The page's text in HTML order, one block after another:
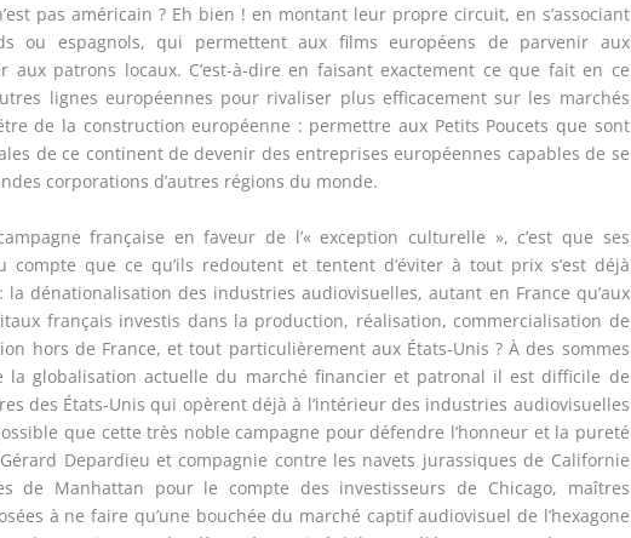
pas américain ? Eh bien ! en montant leur propre circuit, en s’associant
ou espagnols, qui permettent aux films européens de parvenir aux
patrons locaux. C’est-à-dire en faisant exactement ce que fait en ce
lignes européennes pour rivaliser plus efficacement sur les marchés
de la construction européenne : permettre aux Petits Poucets que sont
de ce continent de devenir des entreprises européennes capables de se
corporations d’autres régions du monde.
française en faveur de l’« exception culturelle », c’est que ses
compte que ce qu’ils redoutent et tentent d’éviter à tout prix s’est déjà
dénationalisation des industries audiovisuelles, autant en France qu’aux
français investis dans la production, réalisation, commercialisation de
hors de France, et tout particulièrement aux États-Unis ? À des sommes
la globalisation actuelle du marché financier et patronal il est difficile de
des États-Unis qui opèrent déjà à l’intérieur des industries audiovisuelles
que cette très noble campagne pour défendre l’honneur et la pureté
Depardieu et compagnie contre les navets jurassiques de Californie
de Manhattan pour le compte des investisseurs de Chicago, maîtres
à ne faire qu’une bouchée du marché captif audiovisuel de l’hexagone